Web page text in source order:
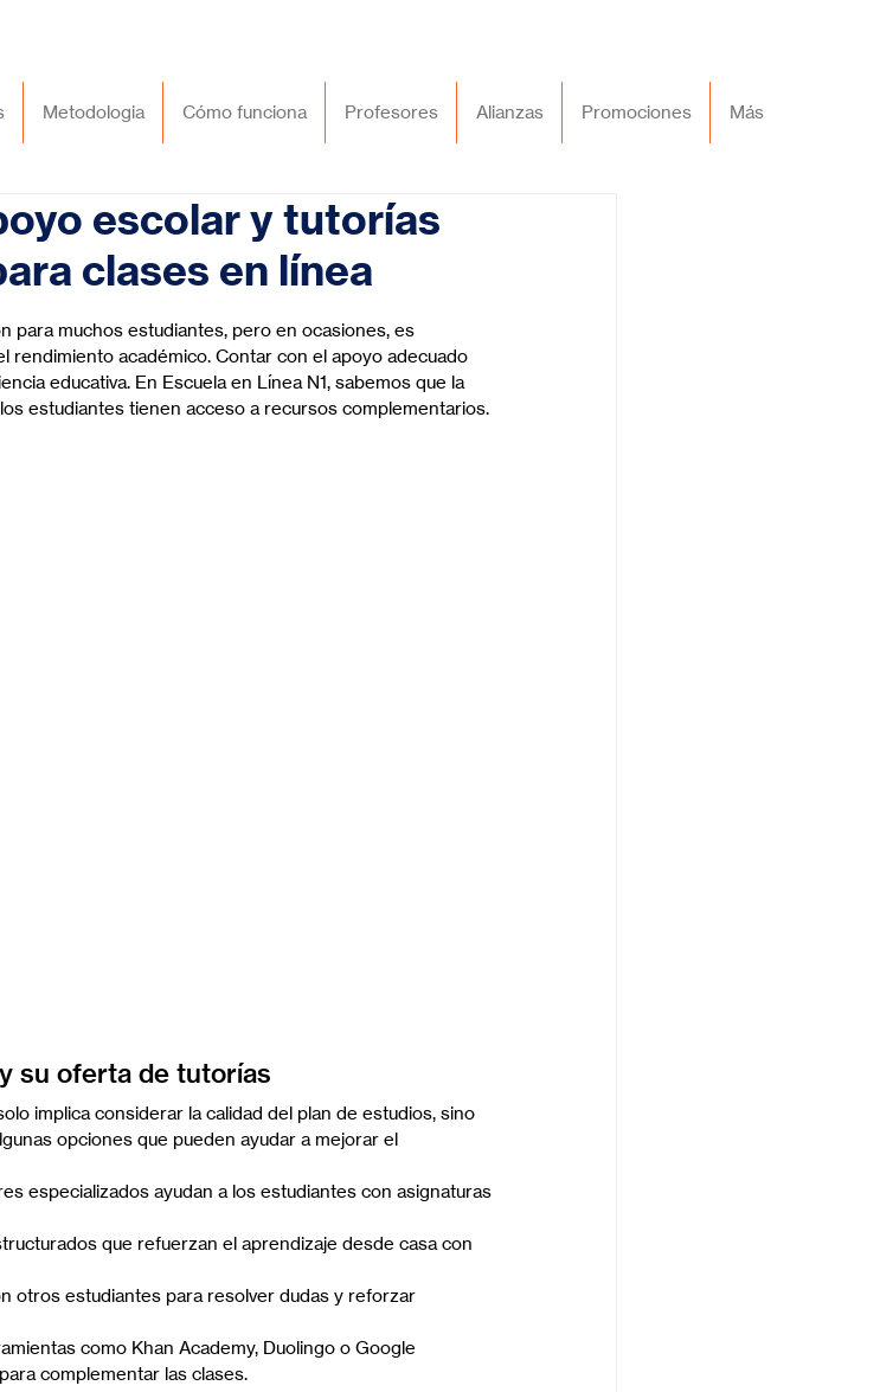
Metodologia Cómo funciona Profesores Alianzas Promociones Más
escolar y tutorías
clases en línea
para muchos estudiantes, pero en ocasiones, es
rendimiento académico. Contar con el apoyo adecuado
educativa. En Escuela en Línea N1, sabemos que la
estudiantes tienen acceso a recursos complementarios.
su oferta de tutorías
implica considerar la calidad del plan de estudios, sino
opciones que pueden ayudar a mejorar el
especializados ayudan a los estudiantes con asignaturas
que refuerzan el aprendizaje desde casa con
otros estudiantes para resolver dudas y reforzar
como Khan Academy, Duolingo o Google
complementar las clases.